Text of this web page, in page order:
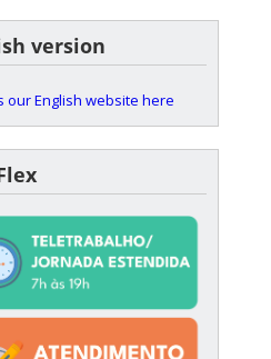
version
our English website here